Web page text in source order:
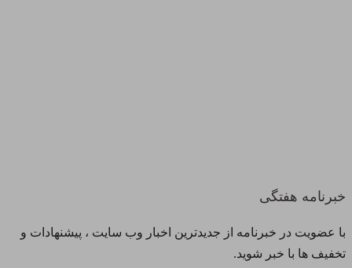
خبرنامه هفتگی
با عضویت در خبرنامه از جدیدترین اخبار وب سایت ، پیشنهادات و
تخفیف ها با خبر شوید.